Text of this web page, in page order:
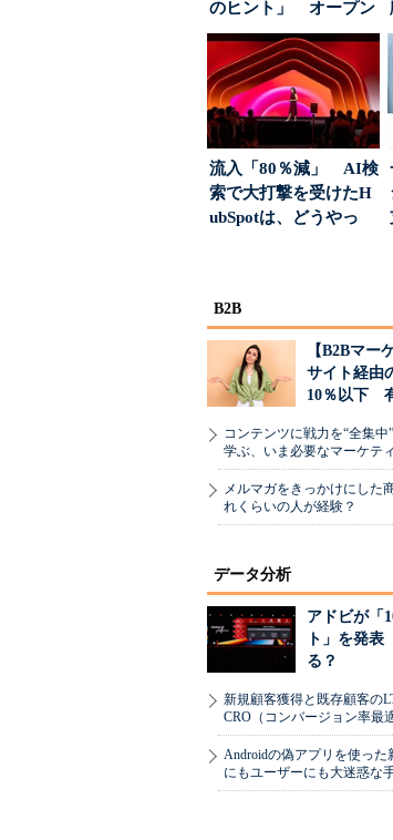
のヒント」 オープン
ハウスでは...
流入「80％減」 AI検
索で大打撃を受けたH
ubSpotは、どうやっ
B2B
【B2Bマー
サイト経由
10％以下
コンテンツに戦力を“全集
学ぶ、いま必要なマーケテ
メルマガをきっかけにした
れくらいの人が経験？
データ分析
アドビが「
ト」を発
る？
新規顧客獲得と既存顧客の
CRO（コンバージョン率最
Androidの偽アプリを使っ
にもユーザーにも大迷惑な